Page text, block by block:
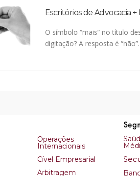
Escritórios de Advocacia
O símbolo “mais” no título
digitação? A resposta é
Operações
Internacionais
Cível Empresarial
Arbitragem